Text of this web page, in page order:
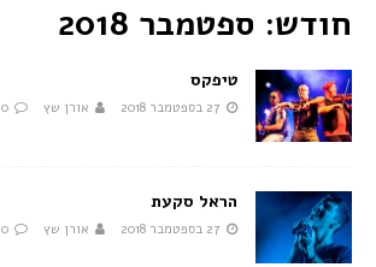
חודש: ספטמבר 2018
טיפקס
27 בספטמבר 2018 אורן שץ 0
הראל סקעת
27 בספטמבר 2018 אורן שץ 0